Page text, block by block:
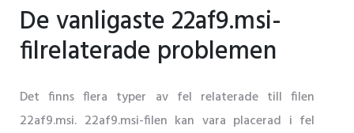
De vanligaste 22af9.msi-
filrelaterade problemen
Det finns flera typer av fel relaterade till filen
22af9.msi. 22af9.msi-filen kan vara placerad i fel